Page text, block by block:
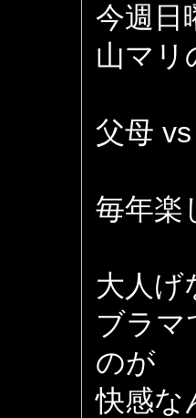
今週日
山マリ
父母
毎年楽
大人げ
ブラマ
のが
快感な